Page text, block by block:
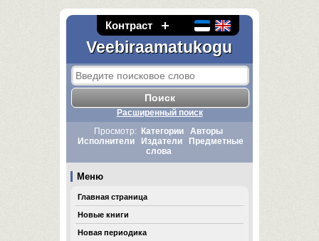
Контраст
Veebiraamatukogu
Расширенный поиск
Просмотр:
Категории
Авторы
Исполнители
Издатели
Предметные
слова
Меню
Главная страница
Новые книги
Новая периодика